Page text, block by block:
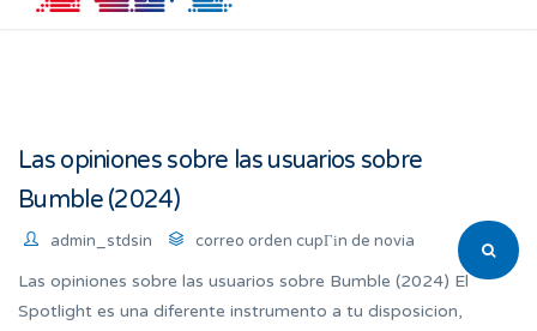
Las opiniones sobre las usuarios sobre
Bumble (2024)
admin_stdsin correo orden cupГіn de novia
Las opiniones sobre las usuarios sobre Bumble (2024) El
Spotlight es una diferente instrumento a tu disposicion,